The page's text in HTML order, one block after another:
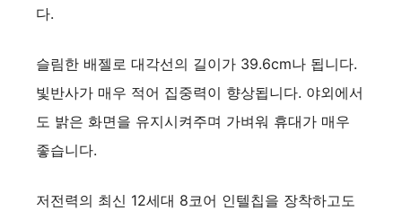
다.
슬림한 배젤로 대각선의 길이가 39.6cm나 됩니다.
빛반사가 매우 적어 집중력이 향상됩니다. 야외에서
도 밝은 화면을 유지시켜주며 가벼워 휴대가 매우
좋습니다.
저전력의 최신 12세대 8코어 인텔칩을 장착하고도